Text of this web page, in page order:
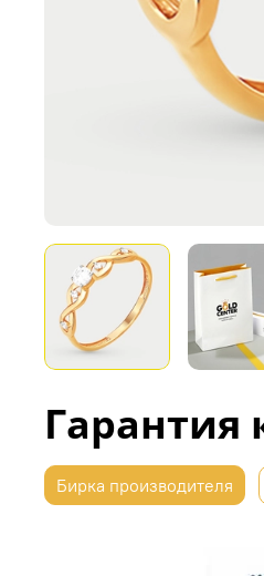
Гарантия
Бирка производителя